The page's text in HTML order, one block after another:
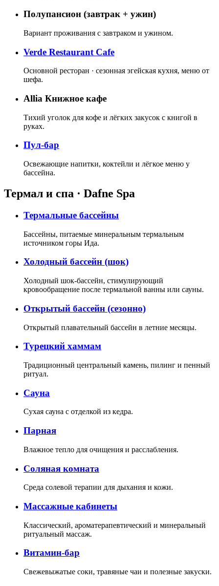
Полупансион (завтрак + ужин)
Вариант проживания с завтраком и ужином.
Verde Restaurant Cafe
Основной ресторан · сезонная эгейская кухня, меню от
шефа.
Allia Книжное кафе
Тихий уголок для кофе и лёгких закусок с книгой в
руках.
Пул-бар
Освежающие напитки, коктейли и лёгкое меню у
бассейна.
Термал и спа · Dafne Spa
Термальные бассейны
Бассейны, питаемые минеральным термальным
источником горы Ида.
Холодный бассейн (шок)
Холодный шок-бассейн, стимулирующий
кровообращение после термальной ванны или сауны.
Открытый бассейн (сезонно)
Открытый плавательный бассейн в летние месяцы.
Турецкий хаммам
Традиционный центральный камень, пилинг и пенный
ритуал.
Сауна
Сухая сауна с отделкой из кедра.
Парная
Влажное тепло для очищения и расслабления.
Соляная комната
Среда солевой терапии для дыхания и кожи.
Массажные кабинеты
Классический, ароматерапевтический и минеральный
ритуальный массаж.
Витамин-бар
Свежевыжатые соки, травяные чаи и полезные закуски.